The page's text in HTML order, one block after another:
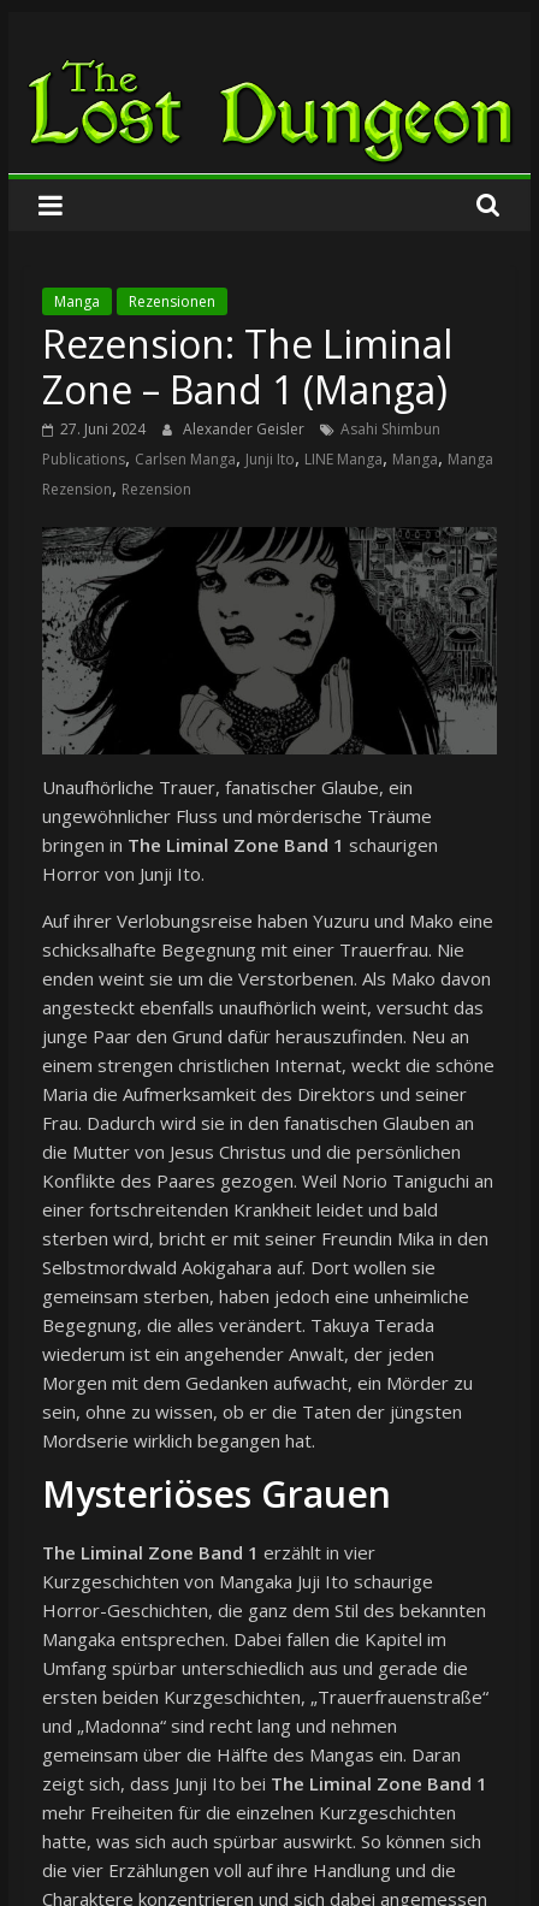
springen
The
Lost
Dungeon
Manga Rezensionen
Rezension: The Liminal
Zone – Band 1 (Manga)
27. Juni 2024 Alexander Geisler
Asahi Shimbun
Publications, Carlsen Manga, Junji Ito, LINE Manga, Manga, Manga
Rezension, Rezension
Unaufhörliche Trauer, fanatischer Glaube, ein
ungewöhnlicher Fluss und mörderische Träume
bringen in The Liminal Zone Band 1 schaurigen
Horror von Junji Ito.
Auf ihrer Verlobungsreise haben Yuzuru und Mako eine
schicksalhafte Begegnung mit einer Trauerfrau. Nie
enden weint sie um die Verstorbenen. Als Mako davon
angesteckt ebenfalls unaufhörlich weint, versucht das
junge Paar den Grund dafür herauszufinden. Neu an
einem strengen christlichen Internat, weckt die schöne
Maria die Aufmerksamkeit des Direktors und seiner
Frau. Dadurch wird sie in den fanatischen Glauben an
die Mutter von Jesus Christus und die persönlichen
Konflikte des Paares gezogen. Weil Norio Taniguchi an
einer fortschreitenden Krankheit leidet und bald
sterben wird, bricht er mit seiner Freundin Mika in den
Selbstmordwald Aokigahara auf. Dort wollen sie
gemeinsam sterben, haben jedoch eine unheimliche
Begegnung, die alles verändert. Takuya Terada
wiederum ist ein angehender Anwalt, der jeden
Morgen mit dem Gedanken aufwacht, ein Mörder zu
sein, ohne zu wissen, ob er die Taten der jüngsten
Mordserie wirklich begangen hat.
Mysteriöses Grauen
The Liminal Zone Band 1 erzählt in vier
Kurzgeschichten von Mangaka Juji Ito schaurige
Horror-Geschichten, die ganz dem Stil des bekannten
Mangaka entsprechen. Dabei fallen die Kapitel im
Umfang spürbar unterschiedlich aus und gerade die
ersten beiden Kurzgeschichten, „Trauerfrauenstraße“
und „Madonna“ sind recht lang und nehmen
gemeinsam über die Hälfte des Mangas ein. Daran
zeigt sich, dass Junji Ito bei The Liminal Zone Band 1
mehr Freiheiten für die einzelnen Kurzgeschichten
hatte, was sich auch spürbar auswirkt. So können sich
die vier Erzählungen voll auf ihre Handlung und die
Charaktere konzentrieren und sich dabei angemessen